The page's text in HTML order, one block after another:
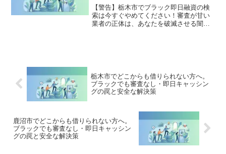
策
【警告】栃木市でブラック即日融資の検
索は今すぐやめてください！審査が甘い
業者の正体は、あなたを破滅させる闇金
栃木市でどこからも借りられない方へ。
ブラックでも審査なし・即日キャッシン
グの罠と安全な解決策
鹿沼市でどこからも借りられない方へ。
ブラックでも審査なし・即日キャッシン
グの罠と安全な解決策